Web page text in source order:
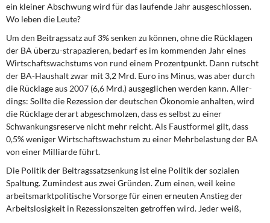
ein kleiner Abschwung wird für das laufende Jahr ausgeschlossen.
Wo leben die Leute?
Um den Beitragssatz auf 3% senken zu können, ohne die Rücklagen
der BA überzu-strapazieren, bedarf es im kommenden Jahr eines
Wirtschaftswachstums von rund ei­nem Prozentpunkt. Dann rutscht
der BA-Haushalt zwar mit 3,2 Mrd. Euro ins Minus, was aber durch
die Rücklage aus 2007 (6,6 Mrd.) ausgeglichen werden kann. Aller­
dings: Sollte die Rezession der deutschen Ökonomie anhalten, wird
die Rücklage derart abgeschmolzen, dass es selbst zu einer
Schwankungsreserve nicht mehr reicht. Als Faustformel gilt, dass
0,5% weniger Wirtschaftswachstum zu einer Mehrbelastung der BA
von einer Milliarde führt.
Die Politik der Beitragssatzsenkung ist eine Politik der sozialen
Spaltung. Zumindest aus zwei Gründen. Zum einen, weil keine
arbeitsmarktpolitische Vorsorge für einen er­neuten Anstieg der
Arbeitslosigkeit in Rezessionszeiten getroffen wird. Jeder weiß,